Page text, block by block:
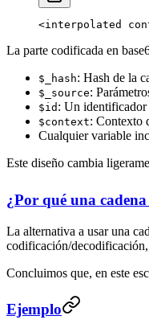
La parte codificada en
$_hash: Hash de la
$_source:
$id : Un identificador
$context: Contexto
Cualquier variable
Este diseño cambia
¿Por qué una
La alternativa a usar una
codificación/
Concluimos que, en este
Ejemplo